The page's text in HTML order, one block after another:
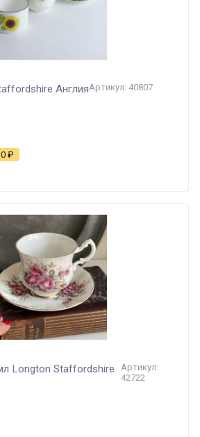
АнглияАртикул: 40807
₽
Longton Staffordshire
Артикул:
42722